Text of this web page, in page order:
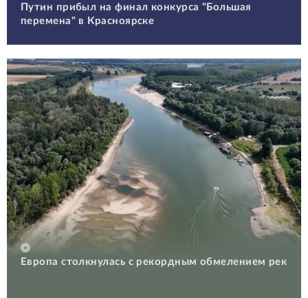
Путин прибыл на финал конкурса "Большая
перемена" в Красноярске
Европа столкнулась с рекордным обмелением рек